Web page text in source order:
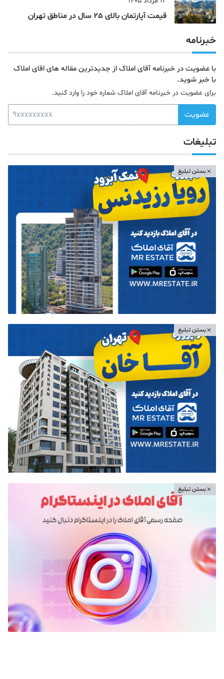
قیمت آپارتمان بالای 25 سال در مناطق تهران
خبرنامه
با عضویت در خبرنامه آقای املاک از جدیدترین مقاله های اقای املاک
با خبر شوید.
برای عضویت در خبرنامه آقای املاک شماره خود را وارد کنید.
عضویت
تبلیغات
بستن تبلیغ
بستن تبلیغ
بستن تبلیغ